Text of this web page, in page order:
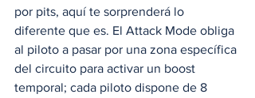
por pits, aquí te sorprenderá lo
diferente que es. El Attack Mode obliga
al piloto a pasar por una zona específica
del circuito para activar un boost
temporal; cada piloto dispone de 8